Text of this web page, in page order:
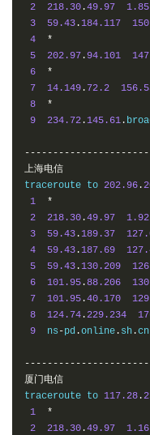
2
218.30 .49.97 1.85
3
59.43 . 184.117
4
*
5
202.97 .94.101
6
*
7
14.149 . 72.2
8
*
9
234.72 . 145.61 .
上海电信
traceroute to 202.96 .
1
*
2
218.30 .49.97 1.92
3
59.43 . 189.37
4
59.43 . 187.69
5
59.43 . 130.209
6
101.95 .88.206
7
101.95 .40.170
8
124.74 .229.234
9
  ns
-pd .online . sh .cn
厦门电信
traceroute to 117.28 .
1
*
2
218.30 .49.97 1.16